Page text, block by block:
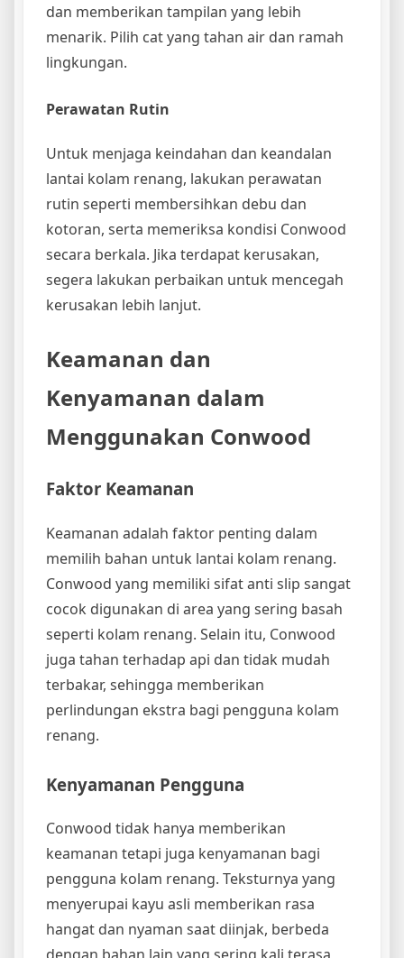
dan memberikan tampilan yang lebih
menarik. Pilih cat yang tahan air dan ramah
lingkungan.
Perawatan Rutin
Untuk menjaga keindahan dan keandalan
lantai kolam renang, lakukan perawatan
rutin seperti membersihkan debu dan
kotoran, serta memeriksa kondisi Conwood
secara berkala. Jika terdapat kerusakan,
segera lakukan perbaikan untuk mencegah
kerusakan lebih lanjut.
Keamanan dan
Kenyamanan dalam
Menggunakan Conwood
Faktor Keamanan
Keamanan adalah faktor penting dalam
memilih bahan untuk lantai kolam renang.
Conwood yang memiliki sifat anti slip sangat
cocok digunakan di area yang sering basah
seperti kolam renang. Selain itu, Conwood
juga tahan terhadap api dan tidak mudah
terbakar, sehingga memberikan
perlindungan ekstra bagi pengguna kolam
renang.
Kenyamanan Pengguna
Conwood tidak hanya memberikan
keamanan tetapi juga kenyamanan bagi
pengguna kolam renang. Teksturnya yang
menyerupai kayu asli memberikan rasa
hangat dan nyaman saat diinjak, berbeda